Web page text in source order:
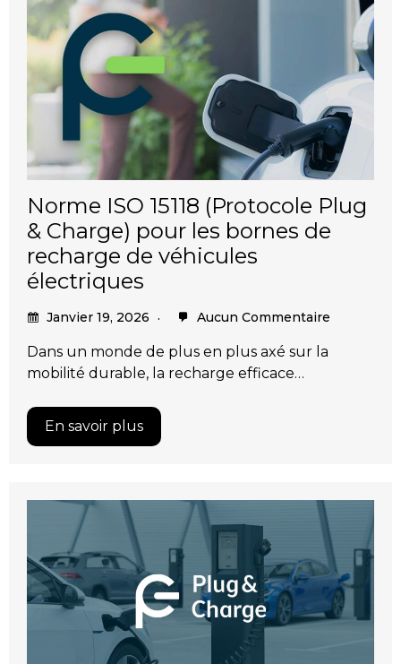
Norme ISO 15118 (Protocole Plug
& Charge) pour les bornes de
recharge de véhicules
électriques
Janvier 19, 2026 Aucun Commentaire
Dans un monde de plus en plus axé sur la
mobilité durable, la recharge efficace…
En savoir plus